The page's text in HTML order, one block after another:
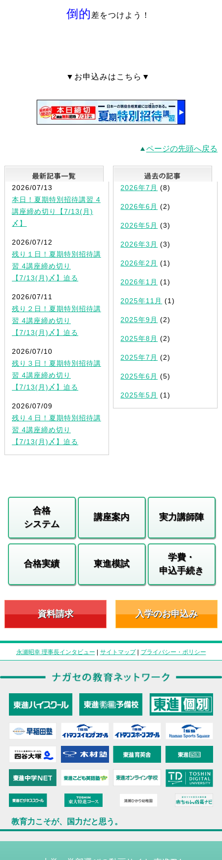
倒的 差をつけよう！
▼お申込みはこちら▼
ページの先頭へ戻る
最新記事一覧
2026/07/13
本日！夏期特別招待講習 4
講座締め切り【7/13(月)
〆】
2026/07/12
残り１日！夏期特別招待講
習 4講座締め切り
【7/13(月)〆】迫る
2026/07/11
残り２日！夏期特別招待講
習 4講座締め切り
【7/13(月)〆】迫る
2026/07/10
残り３日！夏期特別招待講
習 4講座締め切り
【7/13(月)〆】迫る
2026/07/09
残り４日！夏期特別招待講
習 4講座締め切り
【7/13(月)〆】迫る
2026年7月 (8)
2026年6月 (2)
2026年5月 (3)
2026年3月 (3)
2026年2月 (1)
2026年1月 (1)
2025年11月 (1)
2025年9月 (2)
2025年8月 (2)
2025年7月 (2)
2025年6月 (5)
2025年5月 (1)
合格
システム
講座案内 実力講師陣
合格実績 東進模試
学費・
申込手続き
資料請求 入学のお申込み
永瀬昭幸 理事長インタビュー | サイトマップ| プライバシー・ポリシー
教育力こそが、国力だと思う。